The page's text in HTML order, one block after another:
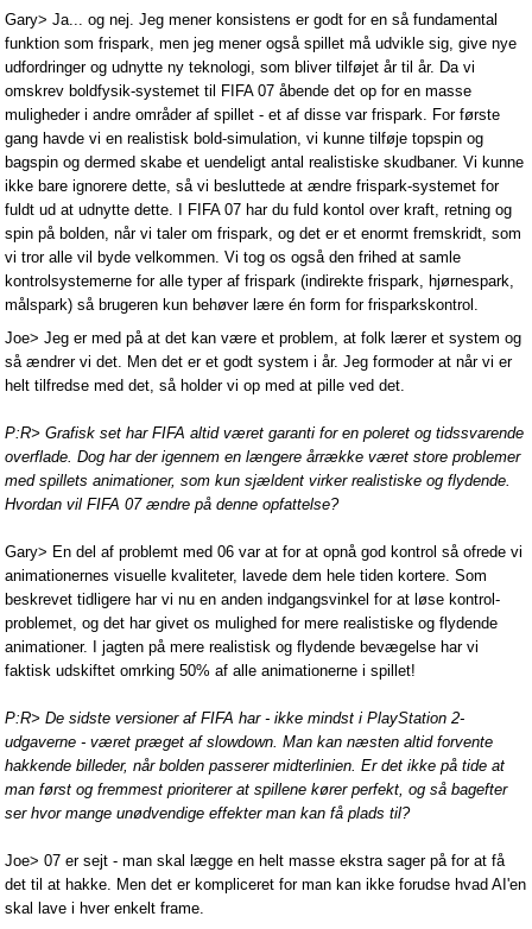
Gary> Ja... og nej. Jeg mener konsistens er godt for en så fundamental
funktion som frispark, men jeg mener også spillet må udvikle sig, give nye
udfordringer og udnytte ny teknologi, som bliver tilføjet år til år. Da vi
omskrev boldfysik-systemet til FIFA 07 åbende det op for en masse
muligheder i andre områder af spillet - et af disse var frispark. For første
gang havde vi en realistisk bold-simulation, vi kunne tilføje topspin og
bagspin og dermed skabe et uendeligt antal realistiske skudbaner. Vi kunne
ikke bare ignorere dette, så vi besluttede at ændre frispark-systemet for
fuldt ud at udnytte dette. I FIFA 07 har du fuld kontol over kraft, retning og
spin på bolden, når vi taler om frispark, og det er et enormt fremskridt, som
vi tror alle vil byde velkommen. Vi tog os også den frihed at samle
kontrolsystemerne for alle typer af frispark (indirekte frispark, hjørnespark,
målspark) så brugeren kun behøver lære én form for frisparkskontrol.
Joe> Jeg er med på at det kan være et problem, at folk lærer et system og
så ændrer vi det. Men det er et godt system i år. Jeg formoder at når vi er
helt tilfredse med det, så holder vi op med at pille ved det.
P:R> Grafisk set har FIFA altid været garanti for en poleret og tidssvarende
overflade. Dog har der igennem en længere årrække været store problemer
med spillets animationer, som kun sjældent virker realistiske og flydende.
Hvordan vil FIFA 07 ændre på denne opfattelse?
Gary> En del af problemt med 06 var at for at opnå god kontrol så ofrede vi
animationernes visuelle kvaliteter, lavede dem hele tiden kortere. Som
beskrevet tidligere har vi nu en anden indgangsvinkel for at løse kontrol-
problemet, og det har givet os mulighed for mere realistiske og flydende
animationer. I jagten på mere realistisk og flydende bevægelse har vi
faktisk udskiftet omrking 50% af alle animationerne i spillet!
P:R> De sidste versioner af FIFA har - ikke mindst i PlayStation 2-
udgaverne - været præget af slowdown. Man kan næsten altid forvente
hakkende billeder, når bolden passerer midterlinien. Er det ikke på tide at
man først og fremmest prioriterer at spillene kører perfekt, og så bagefter
ser hvor mange unødvendige effekter man kan få plads til?
Joe> 07 er sejt - man skal lægge en helt masse ekstra sager på for at få
det til at hakke. Men det er kompliceret for man kan ikke forudse hvad AI'en
skal lave i hver enkelt frame.